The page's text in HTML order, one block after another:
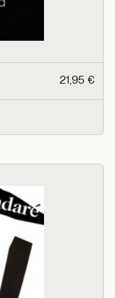
21,95 €